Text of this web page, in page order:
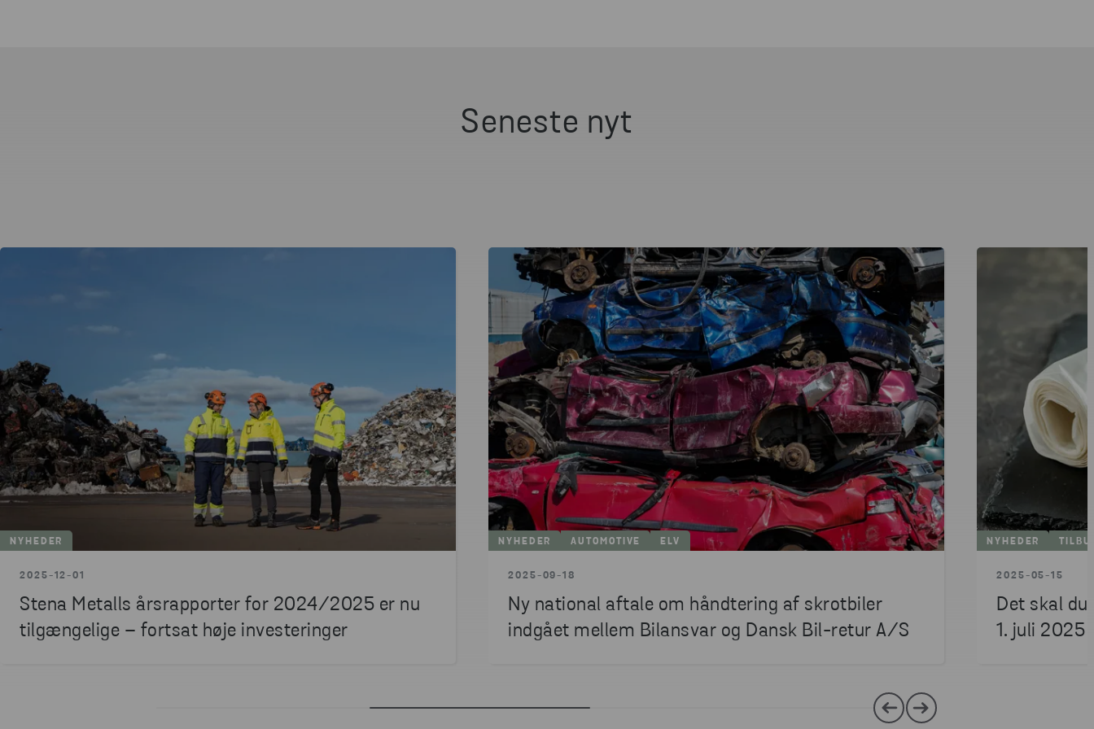
Seneste nyt
NYHEDER
2025-12-01
Stena Metalls årsrapporter for 2024/2025 er nu
tilgængelige – fortsat høje investeringer
NYHEDER AUTOMOTIVE ELV
2025-09-18
Ny national aftale om håndtering af skrotbiler
indgået mellem Bilansvar og Dansk Bil-retur A/S
NYHEDER
2025-05-15
Det skal
1. juli 2025